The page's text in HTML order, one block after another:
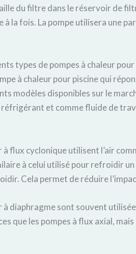
du filtre dans le réservoir de
la fois. La pompe utilisera une
types de pompes à chaleur pour
à chaleur pour piscine qui
modèles disponibles sur le
réfrigérant et comme fluide de
à flux cyclonique utilisent l’air
à celui utilisé pour refroidir
Cela permet de réduire
à diaphragme sont souvent
que les pompes à flux axial,